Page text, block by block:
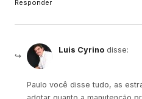
Responder
Luis Cyrino disse:
Paulo você disse tudo, as